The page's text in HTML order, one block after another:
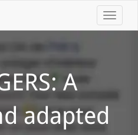
Toggle
A
adapted